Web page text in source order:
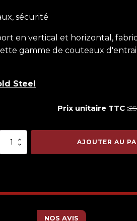
sécurité
en vertical et horizontal,
gamme de couteaux
Steel
Prix unitaire TTC :
Le
Le
quantité
AJOUTER AU
NOS AVIS